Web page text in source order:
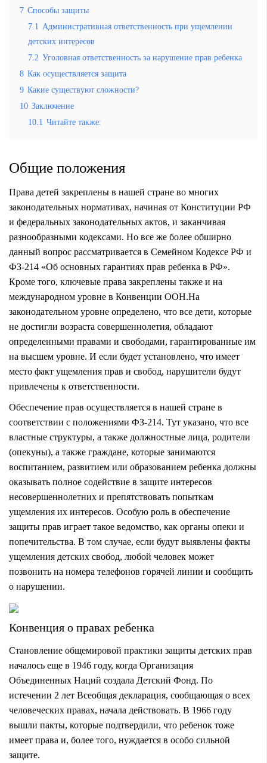
7 Способы защиты
7.1 Административная ответственность при ущемлении
детских интересов
7.2 Уголовная ответственность за нарушение прав ребенка
8 Как осуществляется защита
9 Какие существуют сложности?
10 Заключение
10.1 Читайте также:
Общие положения
Права детей закреплены в нашей стране во многих
законодательных нормативах, начиная от Конституции РФ
и федеральных законодательных актов, и заканчивая
разнообразными кодексами. Но все же более обширно
данный вопрос рассматривается в Семейном Кодексе РФ и
ФЗ-214 «Об основных гарантиях прав ребенка в РФ».
Кроме того, ключевые права закреплены также и на
международном уровне в Конвенции ООН.На
законодательном уровне определено, что все дети, которые
не достигли возраста совершеннолетия, обладают
определенными правами и свободами, гарантированные им
на высшем уровне. И если будет установлено, что имеет
место факт ущемления прав и свобод, нарушители будут
привлечены к ответственности.
Обеспечение прав осуществляется в нашей стране в
соответствии с положениями ФЗ-214. Тут указано, что все
властные структуры, а также должностные лица, родители
(опекуны), а также граждане, которые занимаются
воспитанием, развитием или образованием ребенка должны
оказывать полное содействие в защите интересов
несовершеннолетних и препятствовать попыткам
ущемления их интересов. Особую роль в обеспечение
защиты прав играет такое ведомство, как органы опеки и
попечительства. В том случае, если будут выявлены факты
ущемления детских свобод, любой человек может
позвонить на номера телефонов горячей линии и сообщить
о нарушении.
Конвенция о правах ребенка
Становление общемировой практики защиты детских прав
началось еще в 1946 году, когда Организация
Объединенных Наций создала Детский Фонд. По
истечении 2 лет Всеобщая декларация, сообщающая о всех
человеческих правах, начала действовать. В 1966 году
вышли пакты, которые подтвердили, что ребенок тоже
имеет права и, более того, нуждается в особо сильной
защите.